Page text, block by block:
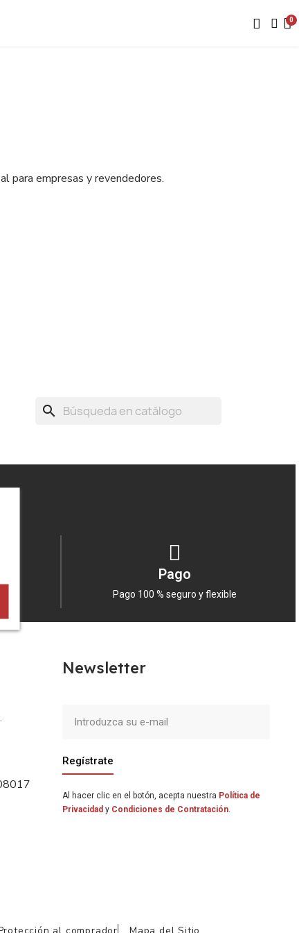
para empresas y revendedores.
search
Pago
Pago 100 % seguro y flexible
Newsletter
Regístrate
Al hacer clic en el botón, acepta nuestra Política de
Privacidad y Condiciones de Contratación.